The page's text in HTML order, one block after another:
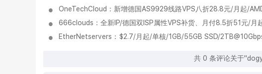
OneTechCloud：新增德国AS9929线路VPS八折28.8元/月起/
666clouds：全新IP/德国双ISP属性VPS补货、月付8.5折51元/月
EtherNetservers：$2.7/月起/单核/1GB/55GB SSD/
共 0 条评论关于